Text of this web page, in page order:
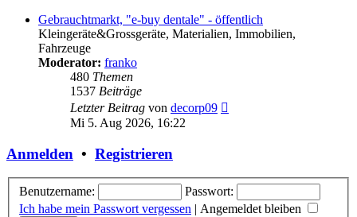
Gebrauchtmarkt, "e-buy dentale" - öffentlich
Kleingeräte&Grossgeräte, Materialien, Immobilien,
Fahrzeuge
Moderator: franko
480 Themen
1537 Beiträge
Letzter Beitrag von decorp09
Mi 5. Aug 2026, 16:22
Anmelden • Registrieren
Benutzername:
Passwort:
Ich habe mein Passwort vergessen | Angemeldet bleiben